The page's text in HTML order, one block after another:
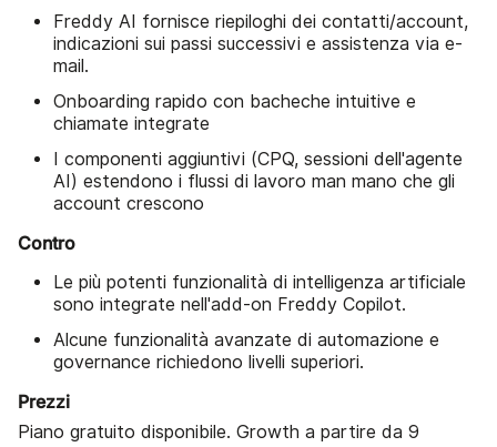
Freddy AI fornisce riepiloghi dei contatti/account,
indicazioni sui passi successivi e assistenza via e-
mail.
Onboarding rapido con bacheche intuitive e
chiamate integrate
I componenti aggiuntivi (CPQ, sessioni dell'agente
AI) estendono i flussi di lavoro man mano che gli
account crescono
Contro
Le più potenti funzionalità di intelligenza artificiale
sono integrate nell'add-on Freddy Copilot.
Alcune funzionalità avanzate di automazione e
governance richiedono livelli superiori.
Prezzi
Piano gratuito disponibile. Growth a partire da 9